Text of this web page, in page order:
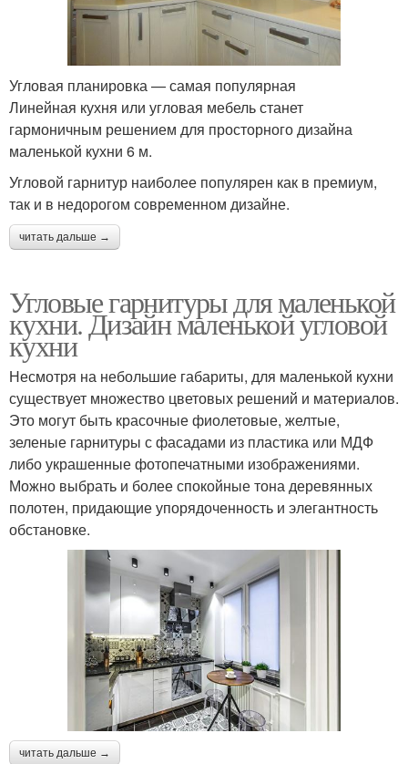
Угловая планировка — самая популярная
Линейная кухня или угловая мебель станет
гармоничным решением для просторного дизайна
маленькой кухни 6 м.
Угловой гарнитур наиболее популярен как в премиум,
так и в недорогом современном дизайне.
читать дальше →
Угловые гарнитуры для маленькой
кухни. Дизайн маленькой угловой
кухни
Несмотря на небольшие габариты, для маленькой кухни
существует множество цветовых решений и материалов.
Это могут быть красочные фиолетовые, желтые,
зеленые гарнитуры с фасадами из пластика или МДФ
либо украшенные фотопечатными изображениями.
Можно выбрать и более спокойные тона деревянных
полотен, придающие упорядоченность и элегантность
обстановке.
читать дальше →